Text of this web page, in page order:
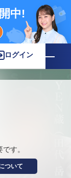
中!
ログイン
す。
ついて